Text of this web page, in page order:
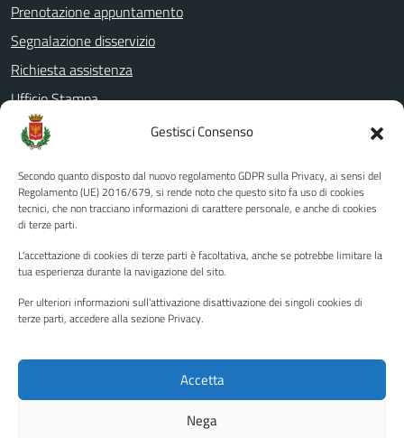
Gestisci Consenso
Secondo quanto disposto dal nuovo regolamento GDPR sulla Privacy, ai sensi del
Regolamento (UE) 2016/679, si rende noto che questo sito fa uso di cookies
tecnici, che non tracciano informazioni di carattere personale, e anche di cookies
di terze parti.
L'accettazione di cookies di terze parti è facoltativa, anche se potrebbe limitare la
tua esperienza durante la navigazione del sito.
Per ulteriori informazioni sull'attivazione disattivazione dei singoli cookies di
terze parti, accedere alla sezione Privacy.
Accetta
Nega
Prenotazione appuntamento
Segnalazione disservizio
Richiesta assistenza
Ufficio Stampa
Amministrazione Trasparente
Albo pretorio
Informativa privacy
Note legali
Piano di miglioramento del sito
Instagram